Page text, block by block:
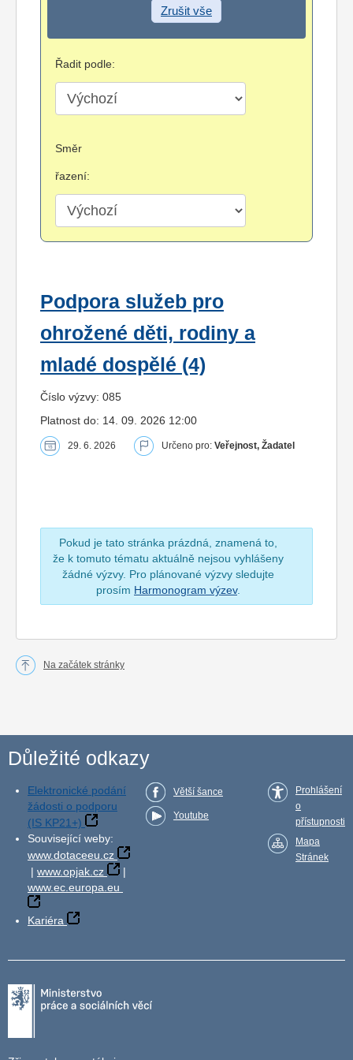
Zrušit vše
Řadit podle:
Směr
řazení:
Podpora služeb pro
ohrožené děti, rodiny a
mladé dospělé (4)
Číslo výzvy: 085
Platnost do: 14. 09. 2026 12:00
29. 6. 2026 Určeno pro: Veřejnost, Žadatel
Pokud je tato stránka prázdná, znamená to,
že k tomuto tématu aktuálně nejsou vyhlášeny
žádné výzvy. Pro plánované výzvy sledujte
prosím Harmonogram výzev.
Na začátek stránky
Důležité odkazy
Elektronické podání
žádosti o podporu
(IS KP21+)
Související weby:
www.dotaceeu.cz
| www.opjak.cz
|
www.ec.europa.eu
Kariéra
Větší šance
Youtube
Prohlášení
o
přístupnosti
Mapa
Stránek